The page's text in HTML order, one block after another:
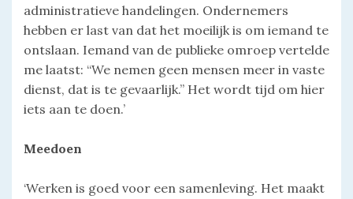
administratieve handelingen. Ondernemers
hebben er last van dat het moeilijk is om iemand te
ontslaan. Iemand van de publieke omroep vertelde
me laatst: “We nemen geen mensen meer in vaste
dienst, dat is te gevaarlijk.” Het wordt tijd om hier
iets aan te doen.’
Meedoen
‘Werken is goed voor een samenleving. Het maakt